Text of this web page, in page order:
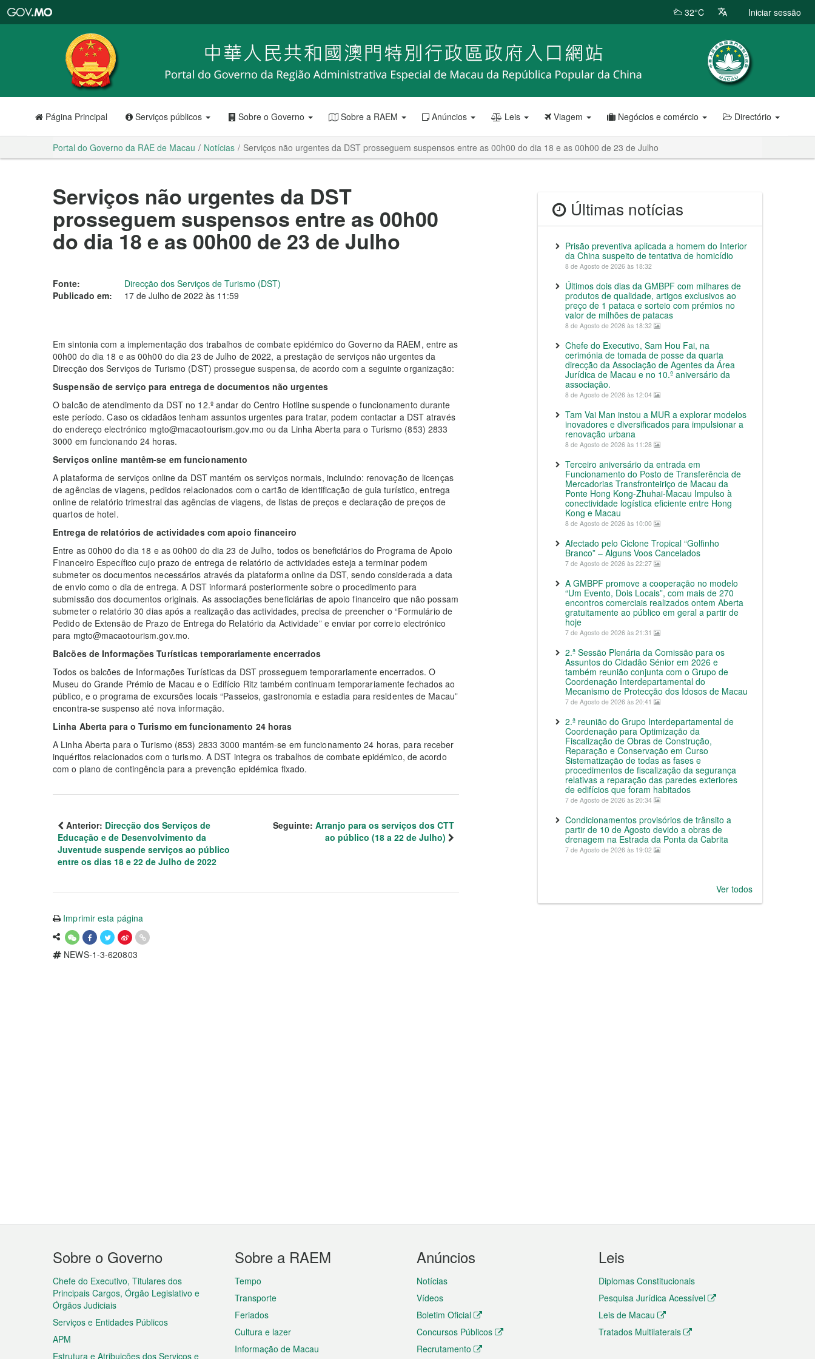
RAE
de
Macau
32°C Iniciar sessão
Página Principal Serviços públicos Sobre o Governo Sobre a RAEM Anúncios Leis Viagem Negócios e comércio Directório
Portal do Governo da RAE de Macau Notícias Serviços não urgentes da DST prosseguem suspensos entre as 00h00 do dia 18 e as 00h00 de 23 de Julho
Serviços não urgentes da DST
prosseguem suspensos entre as 00h00
do dia 18 e as 00h00 de 23 de Julho
Fonte:
Direcção dos Serviços de Turismo (DST)
Publicado em:
17 de Julho de 2022 às 11:59
Em sintonia com a implementação dos trabalhos de combate epidémico do Governo da RAEM, entre as
00h00 do dia 18 e as 00h00 do dia 23 de Julho de 2022, a prestação de serviços não urgentes da
Direcção dos Serviços de Turismo (DST) prossegue suspensa, de acordo com a seguinte organização:
Suspensão de serviço para entrega de documentos não urgentes
O balcão de atendimento da DST no 12.º andar do Centro Hotline suspende o funcionamento durante
este período. Caso os cidadãos tenham assuntos urgentes para tratar, podem contactar a DST através
do endereço electrónico mgto@macaotourism.gov.mo ou da Linha Aberta para o Turismo (853) 2833
3000 em funcionando 24 horas.
Serviços online mantêm-se em funcionamento
A plataforma de serviços online da DST mantém os serviços normais, incluindo: renovação de licenças
de agências de viagens, pedidos relacionados com o cartão de identificação de guia turístico, entrega
online de relatório trimestral das agências de viagens, de listas de preços e declaração de preços de
quartos de hotel.
Entrega de relatórios de actividades com apoio financeiro
Entre as 00h00 do dia 18 e as 00h00 do dia 23 de Julho, todos os beneficiários do Programa de Apoio
Financeiro Específico cujo prazo de entrega de relatório de actividades esteja a terminar podem
submeter os documentos necessários através da plataforma online da DST, sendo considerada a data
de envio como o dia de entrega. A DST informará posteriormente sobre o procedimento para
submissão dos documentos originais. As associações beneficiárias de apoio financeiro que não possam
submeter o relatório 30 dias após a realização das actividades, precisa de preencher o “Formulário de
Pedido de Extensão de Prazo de Entrega do Relatório da Actividade” e enviar por correio electrónico
para mgto@macaotourism.gov.mo.
Balcões de Informações Turísticas temporariamente encerrados
Todos os balcões de Informações Turísticas da DST prosseguem temporariamente encerrados. O
Museu do Grande Prémio de Macau e o Edifício Ritz também continuam temporariamente fechados ao
público, e o programa de excursões locais “Passeios, gastronomia e estadia para residentes de Macau”
encontra-se suspenso até nova informação.
Linha Aberta para o Turismo em funcionamento 24 horas
A Linha Aberta para o Turismo (853) 2833 3000 mantém-se em funcionamento 24 horas, para receber
inquéritos relacionados com o turismo. A DST integra os trabalhos de combate epidémico, de acordo
com o plano de contingência para a prevenção epidémica fixado.
Anterior: Direcção dos Serviços de
Educação e de Desenvolvimento da
Juventude suspende serviços ao público
entre os dias 18 e 22 de Julho de 2022
Seguinte: Arranjo para os serviços dos CTT
ao público (18 a 22 de Julho)
Imprimir esta página
NEWS-1-3-620803
Últimas notícias
Prisão preventiva aplicada a homem do Interior
da China suspeito de tentativa de homicídio
8 de Agosto de 2026 às 18:32
Últimos dois dias da GMBPF com milhares de
produtos de qualidade, artigos exclusivos ao
preço de 1 pataca e sorteio com prémios no
valor de milhões de patacas
8 de Agosto de 2026 às 18:32
Chefe do Executivo, Sam Hou Fai, na
cerimónia de tomada de posse da quarta
direcção da Associação de Agentes da Área
Jurídica de Macau e no 10.º aniversário da
associação.
8 de Agosto de 2026 às 12:04
Tam Vai Man instou a MUR a explorar modelos
inovadores e diversificados para impulsionar a
renovação urbana
8 de Agosto de 2026 às 11:28
Terceiro aniversário da entrada em
Funcionamento do Posto de Transferência de
Mercadorias Transfronteiriço de Macau da
Ponte Hong Kong-Zhuhai-Macau Impulso à
conectividade logística eficiente entre Hong
Kong e Macau
8 de Agosto de 2026 às 10:00
Afectado pelo Ciclone Tropical “Golfinho
Branco” – Alguns Voos Cancelados
7 de Agosto de 2026 às 22:27
A GMBPF promove a cooperação no modelo
“Um Evento, Dois Locais”, com mais de 270
encontros comerciais realizados ontem Aberta
gratuitamente ao público em geral a partir de
hoje
7 de Agosto de 2026 às 21:31
2.ª Sessão Plenária da Comissão para os
Assuntos do Cidadão Sénior em 2026 e
também reunião conjunta com o Grupo de
Coordenação Interdepartamental do
Mecanismo de Protecção dos Idosos de Macau
7 de Agosto de 2026 às 20:41
2.ª reunião do Grupo Interdepartamental de
Coordenação para Optimização da
Fiscalização de Obras de Construção,
Reparação e Conservação em Curso
Sistematização de todas as fases e
procedimentos de fiscalização da segurança
relativas a reparação das paredes exteriores
de edifícios que foram habitados
7 de Agosto de 2026 às 20:34
Condicionamentos provisórios de trânsito a
partir de 10 de Agosto devido a obras de
drenagem na Estrada da Ponta da Cabrita
7 de Agosto de 2026 às 19:02
Ver todos
Menu
do
rodapé
Sobre o Governo
Chefe do Executivo, Titulares dos
Principais Cargos, Órgão Legislativo e
Órgãos Judiciais
Serviços e Entidades Públicos
APM
Estrutura e Atribuições dos Serviços e
Sobre a RAEM
Tempo
Transporte
Feriados
Cultura e lazer
Informação de Macau
Anúncios
Notícias
Vídeos
Boletim Oficial
Concursos Públicos
Recrutamento
Leis
Diplomas Constitucionais
Pesquisa Jurídica Acessível
Leis de Macau
Tratados Multilaterais